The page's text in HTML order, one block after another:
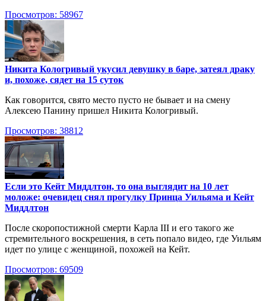
Просмотров: 58967
Никита Кологривый укусил девушку в баре, затеял драку
и, похоже, сядет на 15 суток
Как говорится, свято место пусто не бывает и на смену
Алексею Панину пришел Никита Кологривый.
Просмотров: 38812
Если это Кейт Миддлтон, то она выглядит на 10 лет
моложе: очевидец снял прогулку Принца Уильяма и Кейт
Миддлтон
После скоропостижной смерти Карла III и его такого же
стремительного воскрешения, в сеть попало видео, где Уильям
идет по улице с женщиной, похожей на Кейт.
Просмотров: 69509